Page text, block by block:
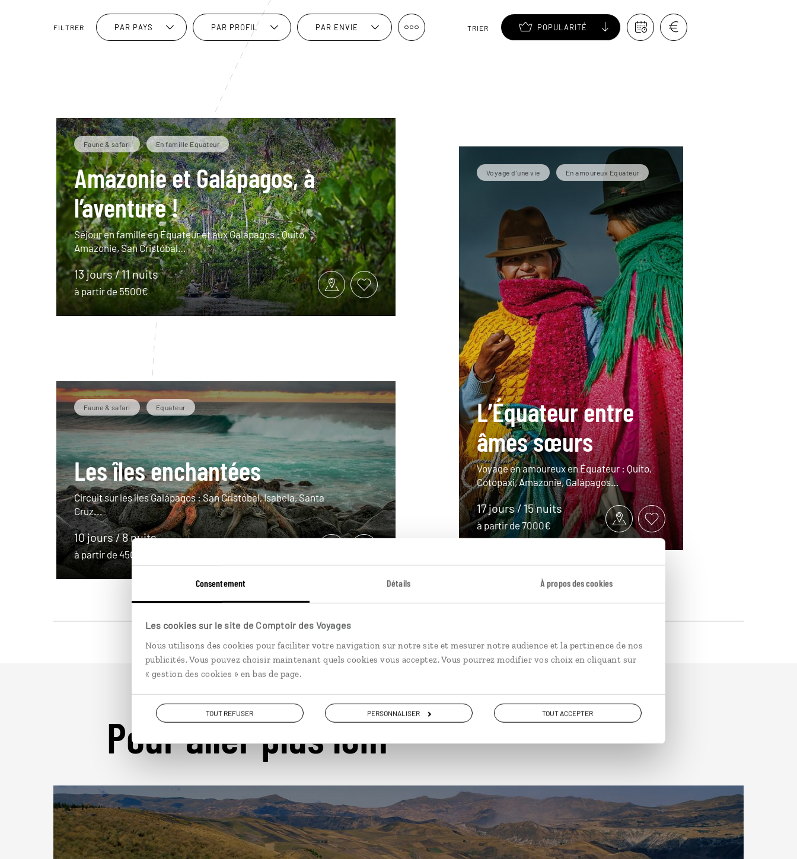
Consentement Détails À propos des cookies
Les cookies sur le site de Comptoir des Voyages
Nous utilisons des cookies pour faciliter votre navigation sur notre site et mesurer notre audience et la pertinence de nos
publicités. Vous pouvez choisir maintenant quels cookies vous acceptez. Vous pourrez modifier vos choix en cliquant sur
« gestion des cookies » en bas de page.
TOUT REFUSER PERSONNALISER TOUT ACCEPTER
FILTRER PAR PAYS PAR PROFIL PAR ENVIE TRIER POPULARITÉ
Faune & safari En famille Equateur
Amazonie et Galápagos, à
l’aventure !
Séjour en famille en Équateur et aux Galápagos : Quito,
Amazonie, San Cristóbal…
13 jours / 11 nuits
à partir de 5500€
Faune & safari Equateur
Les îles enchantées
Circuit sur les îles Galápagos : San Cristóbal, Isabela, Santa
Cruz...
10 jours / 8 nuits
à partir de 4500€
Voyage d'une vie En amoureux Equateur
L’Équateur entre
âmes sœurs
Voyage en amoureux en Équateur : Quito,
Cotopaxi, Amazonie, Galápagos…
17 jours / 15 nuits
à partir de 7000€
Pour aller plus loin